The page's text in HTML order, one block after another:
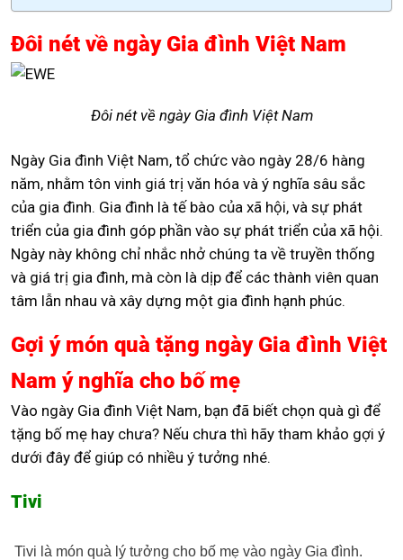
Đôi nét về ngày Gia đình Việt Nam
Đôi nét về ngày Gia đình Việt Nam
Ngày Gia đình Việt Nam, tổ chức vào ngày 28/6 hàng
năm, nhằm tôn vinh giá trị văn hóa và ý nghĩa sâu sắc
của gia đình. Gia đình là tế bào của xã hội, và sự phát
triển của gia đình góp phần vào sự phát triển của xã hội.
Ngày này không chỉ nhắc nhở chúng ta về truyền thống
và giá trị gia đình, mà còn là dịp để các thành viên quan
tâm lẫn nhau và xây dựng một gia đình hạnh phúc.
Gợi ý món quà tặng ngày Gia đình Việt
Nam ý nghĩa cho bố mẹ
Vào ngày Gia đình Việt Nam, bạn đã biết chọn quà gì để
tặng bố mẹ hay chưa? Nếu chưa thì hãy tham khảo gợi ý
dưới đây để giúp có nhiều ý tưởng nhé.
Tivi
Tivi là món quà lý tưởng cho bố mẹ vào ngày Gia đình.